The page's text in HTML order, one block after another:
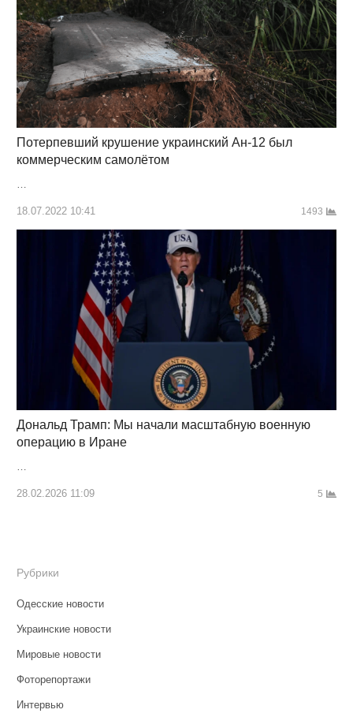
Потерпевший крушение украинский Ан-12 был
коммерческим самолётом
…
18.07.2022 10:41 1493
Дональд Трамп: Мы начали масштабную военную
операцию в Иране
28.02.2026 11:09 5
Рубрики
Одесские новости
Украинские новости
Мировые новости
Фоторепортажи
Интервью